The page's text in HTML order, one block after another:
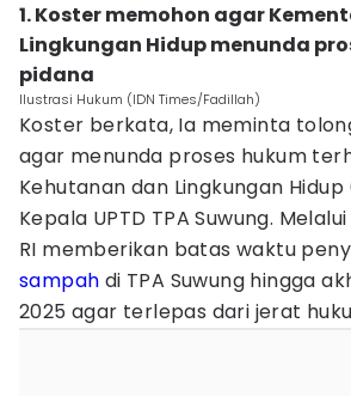
1. Koster memohon agar
Lingkungan Hidup menunda
pidana
Ilustrasi Hukum (IDN Times/Fadillah)
Koster berkata, Ia meminta
agar menunda proses hukum
Kehutanan dan Lingkungan Hidup
Kepala UPTD TPA Suwung.
RI memberikan batas waktu
sampah di TPA Suwung hingga
2025 agar terlepas dari jerat